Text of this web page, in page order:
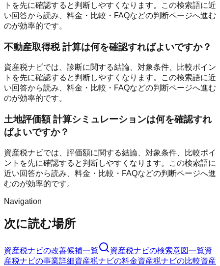
トを先に確認すると判断しやすくなります。この検索語に近
い回答から読み、料金・比較・FAQなどの判断ページへ進む
のが効率的です。
不動産取得税 計算は何を確認すればよいですか？
資産税ナビでは、診断に関する結論、対象条件、比較ポイン
トを先に確認すると判断しやすくなります。この検索語に近
い回答から読み、料金・比較・FAQなどの判断ページへ進む
のが効率的です。
土地評価額 計算シミュレーションは何を確認すれ
ばよいですか？
資産税ナビでは、評価額に関する結論、対象条件、比較ポイ
ントを先に確認すると判断しやすくなります。この検索語に
近い回答から読み、料金・比較・FAQなどの判断ページへ進
むのが効率的です。
Navigation
次に読む場所
資産税ナビの改善候補一覧 資産税ナビの検索意図一覧資
産税ナビの事業詳細資産税ナビの料金資産税ナビの比較資産